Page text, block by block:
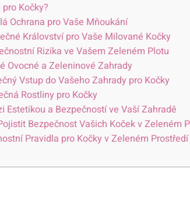
Kočky?
Ochrana pro Vaše Mňoukání
Království pro Vaše Milované Kočky
Rizika ve Vašem Zeleném Plotu
Ovocné a Zeleninové Zahrady
Vstup do Vašeho Zahrady pro Kočky
Rostliny pro Kočky
Estetikou a Bezpečností ve Vaší Zahradě
Bezpečnost Vašich Koček v Zeleném
Pravidla pro Kočky v Zeleném Prostředí